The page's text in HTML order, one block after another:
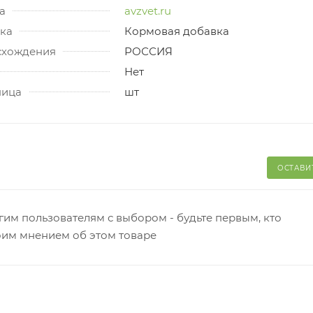
avzvet.ru
Кормовая добавка
РОССИЯ
Нет
шт
пользователям с выбором - будьте первым, кто
мнением об этом товаре